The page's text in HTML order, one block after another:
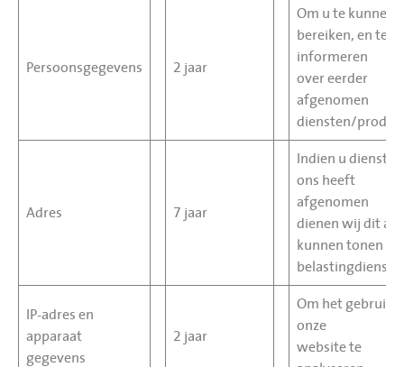
Persoonsgegevens 2 jaar
Om u te kunnen
bereiken, en te
informeren
over eerder
afgenomen
diensten/
Adres 7 jaar
Indien u
ons heeft
afgenomen
dienen wij dit
kunnen tonen bij
belastingdienst
IP-adres en
apparaat
gegevens
2 jaar
Om het gebruik
onze
website te